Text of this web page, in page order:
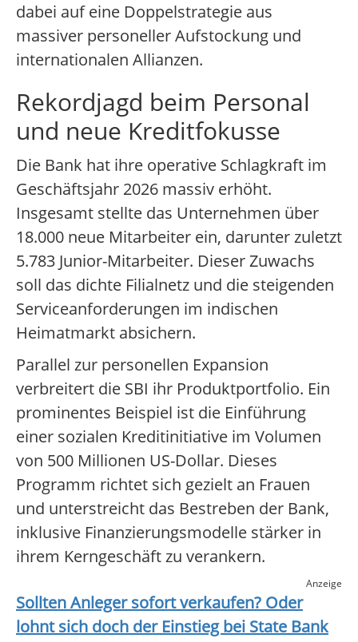
dabei auf eine Doppelstrategie aus
massiver personeller Aufstockung und
internationalen Allianzen.
Rekordjagd beim Personal
und neue Kreditfokusse
Die Bank hat ihre operative Schlagkraft im
Geschäftsjahr 2026 massiv erhöht.
Insgesamt stellte das Unternehmen über
18.000 neue Mitarbeiter ein, darunter zuletzt
5.783 Junior-Mitarbeiter. Dieser Zuwachs
soll das dichte Filialnetz und die steigenden
Serviceanforderungen im indischen
Heimatmarkt absichern.
Parallel zur personellen Expansion
verbreitert die SBI ihr Produktportfolio. Ein
prominentes Beispiel ist die Einführung
einer sozialen Kreditinitiative im Volumen
von 500 Millionen US-Dollar. Dieses
Programm richtet sich gezielt an Frauen
und unterstreicht das Bestreben der Bank,
inklusive Finanzierungsmodelle stärker in
ihrem Kerngeschäft zu verankern.
Anzeige
Sollten Anleger sofort verkaufen? Oder
lohnt sich doch der Einstieg bei State Bank